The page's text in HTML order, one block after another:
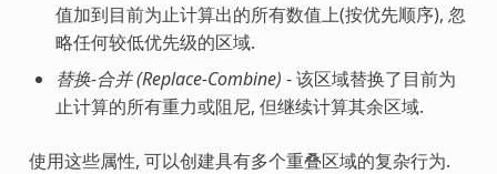
值加到目前为止计算出的所有数值上(按优先顺序), 忽
略任何较低优先级的区域.
替换-合并 (Replace-Combine) - 该区域替换了目前为
止计算的所有重力或阻尼, 但继续计算其余区域.
使用这些属性, 可以创建具有多个重叠区域的复杂行为.